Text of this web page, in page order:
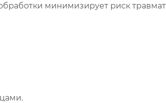
минимизирует риск